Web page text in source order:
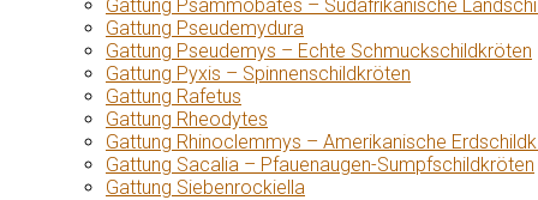
Gattung Psammobates – Südafrikanische
Gattung Pseudemydura
Gattung Pseudemys – Echte Schmuckschildkröten
Gattung Pyxis – Spinnenschildkröten
Gattung Rafetus
Gattung Rheodytes
Gattung Rhinoclemmys – Amerikanische
Gattung Sacalia – Pfauenaugen-Sumpfschildkröten
Gattung Siebenrockiella